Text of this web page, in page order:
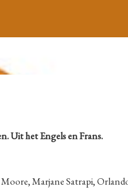
Uit het Engels en Frans.
Marjane Satrapi,